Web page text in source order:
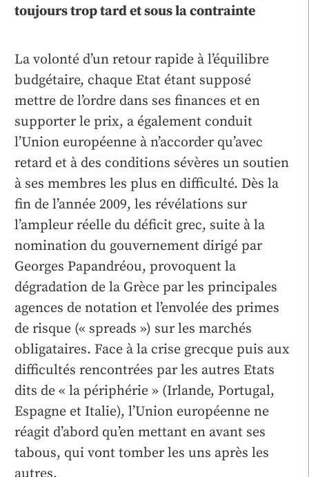
toujours trop tard et sous la contrainte
La volonté d’un retour rapide à l’équilibre
budgétaire, chaque Etat étant supposé
mettre de l’ordre dans ses finances et en
supporter le prix, a également conduit
l’Union européenne à n’accorder qu’avec
retard et à des conditions sévères un soutien
à ses membres les plus en difficulté. Dès la
fin de l’année 2009, les révélations sur
l’ampleur réelle du déficit grec, suite à la
nomination du gouvernement dirigé par
Georges Papandréou, provoquent la
dégradation de la Grèce par les principales
agences de notation et l’envolée des primes
de risque (« spreads ») sur les marchés
obligataires. Face à la crise grecque puis aux
difficultés rencontrées par les autres Etats
dits de « la périphérie » (Irlande, Portugal,
Espagne et Italie), l’Union européenne ne
réagit d’abord qu’en mettant en avant ses
tabous, qui vont tomber les uns après les